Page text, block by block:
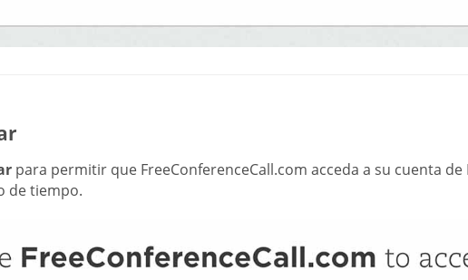
para permitir que FreeConferenceCall.com acceda a su cuenta
de tiempo.